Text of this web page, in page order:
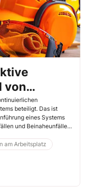
von
beteiligt. Das ist
eines Systems
und Beinaheunfällen.
bei der
erkannt werden –
Gestaltung von
für
am Arbeitsplatz